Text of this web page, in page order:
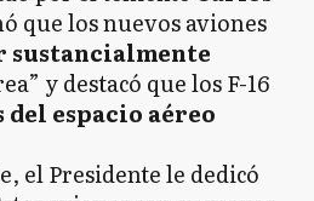
que los nuevos aviones
sustancialmente
y destacó que los F-16
del espacio aéreo
el Presidente le dedicó